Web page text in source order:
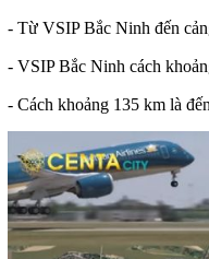
- Từ VSIP Bắc Ninh đến
- VSIP Bắc Ninh cách
- Cách khoảng 135 km là